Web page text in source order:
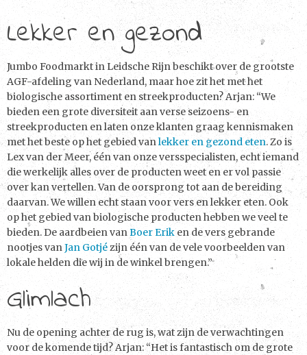
Lekker en gezond
Jumbo Foodmarkt in Leidsche Rijn beschikt over de grootste
AGF-afdeling van Nederland, maar hoe zit het met het
biologische assortiment en streekproducten? Arjan: “We
bieden een grote diversiteit aan verse seizoens- en
streekproducten en laten onze klanten graag kennismaken
met het beste op het gebied vanlekker en gezond eten. Zo is
Lex van der Meer, één van onze versspecialisten, echt iemand
die werkelijk alles over de producten weet en er vol passie
over kan vertellen. Van de oorsprong tot aan de bereiding
daarvan. We willen echt staan voor vers en lekker eten. Ook
op het gebied van biologische producten hebben we veel te
bieden. De aardbeien vanBoer Eriken de vers gebrande
nootjes vanJan Gotjézijn één van de vele voorbeelden van
lokale helden die wij in de winkel brengen.”
Glimlach
Nu de opening achter de rug is, wat zijn de verwachtingen
voor de komende tijd? Arjan: “Het is fantastisch om de grote